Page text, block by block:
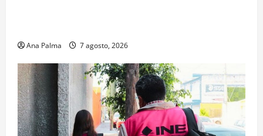
Ana Palma 7 agosto, 2026